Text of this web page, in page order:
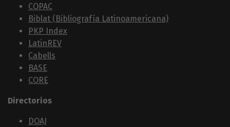
COPAC
Biblat (Bibliografía Latinoamericana)
PKP Index
LatinREV
Cabells
BASE
CORE
Directorios
DOAJ